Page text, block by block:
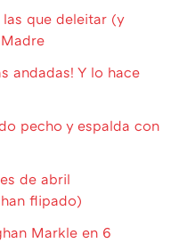
que deleitar (y
andadas! Y lo hace
pecho y espalda con
de abril
flipado)
Markle en 6